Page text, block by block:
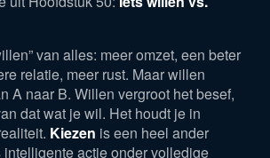
van alles: meer omzet, een beter
relatie, meer rust. Maar willen
A naar B. Willen vergroot het besef,
dat wat je wil. Het houdt je in
Kiezen is een heel ander
actie onder volledige